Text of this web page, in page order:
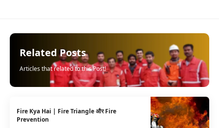
Related Posts
Articles that related to this Post!
Fire Kya Hai | Fire Triangle और Fire
Prevention